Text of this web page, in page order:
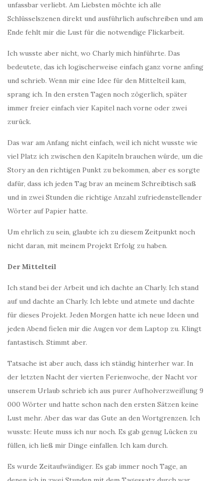
unfassbar verliebt. Am Liebsten möchte ich alle
Schlüsselszenen direkt und ausführlich aufschreiben und am
Ende fehlt mir die Lust für die notwendige Flickarbeit.
Ich wusste aber nicht, wo Charly mich hinführte. Das
bedeutete, das ich logischerweise einfach ganz vorne anfing
und schrieb. Wenn mir eine Idee für den Mittelteil kam,
sprang ich. In den ersten Tagen noch zögerlich, später
immer freier einfach vier Kapitel nach vorne oder zwei
zurück.
Das war am Anfang nicht einfach, weil ich nicht wusste wie
viel Platz ich zwischen den Kapiteln brauchen würde, um die
Story an den richtigen Punkt zu bekommen, aber es sorgte
dafür, dass ich jeden Tag brav an meinem Schreibtisch saß
und in zwei Stunden die richtige Anzahl zufriedenstellender
Wörter auf Papier hatte.
Um ehrlich zu sein, glaubte ich zu diesem Zeitpunkt noch
nicht daran, mit meinem Projekt Erfolg zu haben.
Der Mittelteil
Ich stand bei der Arbeit und ich dachte an Charly. Ich stand
auf und dachte an Charly. Ich lebte und atmete und dachte
für dieses Projekt. Jeden Morgen hatte ich neue Ideen und
jeden Abend fielen mir die Augen vor dem Laptop zu. Klingt
fantastisch. Stimmt aber.
Tatsache ist aber auch, dass ich ständig hinterher war. In
der letzten Nacht der vierten Ferienwoche, der Nacht vor
unserem Urlaub schrieb ich aus purer Aufholverzweiflung 9
000 Wörter und hatte schon nach den ersten Sätzen keine
Lust mehr. Aber das war das Gute an den Wortgrenzen. Ich
wusste: Heute muss ich nur noch. Es gab genug Lücken zu
füllen, ich ließ mir Dinge einfallen. Ich kam durch.
Es wurde Zeitaufwändiger. Es gab immer noch Tage, an